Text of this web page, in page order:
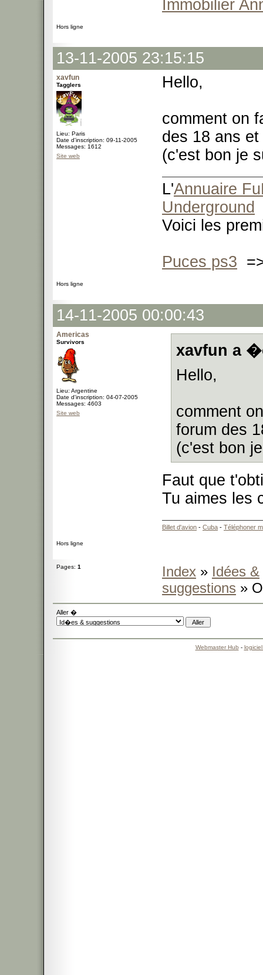
Immobilier
Hors ligne
13-11-2005 23:15:15
xavfun
Tagglers
Lieu: Paris
Date d'inscription: 09-11-2005
Messages: 1612
Site web
Hello,
comment on
des 18 ans
(c'est bon je
L'Annuaire
Underground
Voici les
Puces ps3
Hors ligne
14-11-2005 00:00:43
Americas
Survivors
Lieu: Argentine
Date d'inscription: 04-07-2005
Messages: 4603
Site web
xavfun a
Hello,
comment
forum des
(c'est bon
Faut que
Tu aimes les
Billet d'avion - Cuba - Téléphoner
Hors ligne
Pages: 1 Index » Idées &
suggestions »
Aller �
Webmaster Hub -